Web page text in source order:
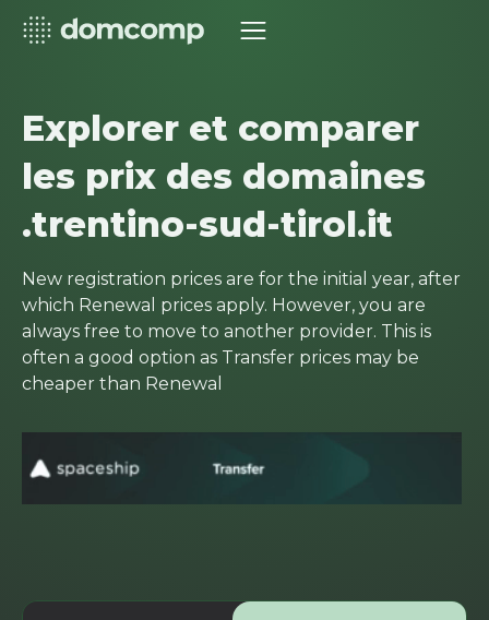
Explorer et comparer
les prix des domaines
.trentino-sud-tirol.it
New registration prices are for the initial year, after
which Renewal prices apply. However, you are
always free to move to another provider. This is
often a good option as Transfer prices may be
cheaper than Renewal